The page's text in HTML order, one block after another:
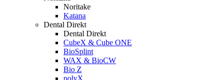
Noritake
Katana
Dental Direkt
Dental Direkt
CubeX & Cube ONE
BioSplint
WAX & BioCW
Bio Z
polyX